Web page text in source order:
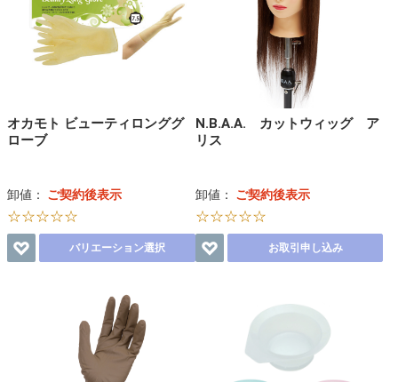
オカモト ビューティロンググ
ローブ
卸値： ご契約後表示
☆☆☆☆☆
バリエーション選択
N.B.A.A. カットウィッグ ア
リス
卸値： ご契約後表示
☆☆☆☆☆
お取引申し込み